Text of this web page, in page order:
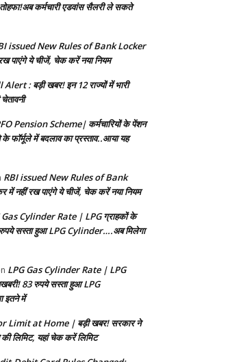
तोहफा!अब कर्मचारी एडवांस सैलरी ले सकते
issued New Rules of Bank Locker
पाएंगे ये चीजें, चेक करें नया नियम
: बड़ी खबर! इन 12 राज्यों में भारी
Pension Scheme| कर्मचारियों के पेंशन
फॉर्मूले में बदलाव का प्रस्ताव..आया यह
RBI issued New Rules of Bank
नहीं रख पाएंगे ये चीजें, चेक करें नया नियम
Gas Cylinder Rate | LPG ग्राहकों के
सस्ता हुआ LPG Cylinder….अब मिलेगा
LPG Gas Cylinder Rate | LPG
83 रुपये सस्ता हुआ LPG
इतने में
Limit at Home | बड़ी खबर! सरकार ने
लिमिट, यहां चेक करें लिमिट